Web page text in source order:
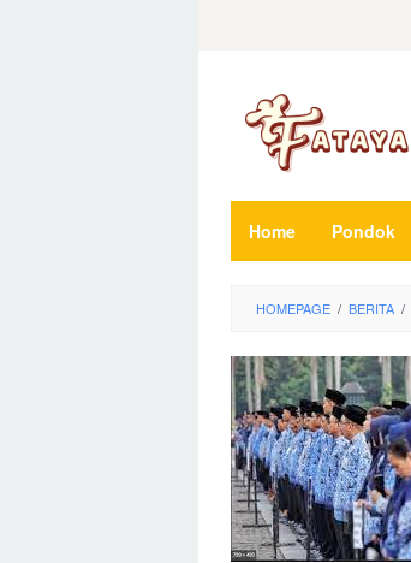
Home Pondok
HOMEPAGE / BERITA /